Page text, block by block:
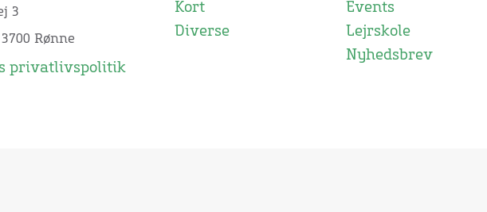
3
Rønne
privatlivspolitik
Kort
Diverse
Events
Lejrskole
Nyhedsbrev